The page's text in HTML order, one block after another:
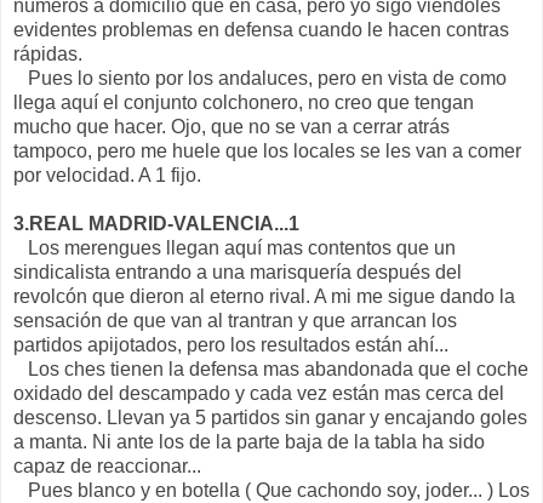
números a domicilio que en casa, pero yo sigo viéndoles
evidentes problemas en defensa cuando le hacen contras
rápidas.
Pues lo siento por los andaluces, pero en vista de como
llega aquí el conjunto colchonero, no creo que tengan
mucho que hacer. Ojo, que no se van a cerrar atrás
tampoco, pero me huele que los locales se les van a comer
por velocidad. A 1 fijo.
3.REAL MADRID-VALENCIA...1
Los merengues llegan aquí mas contentos que un
sindicalista entrando a una marisquería después del
revolcón que dieron al eterno rival. A mi me sigue dando la
sensación de que van al trantran y que arrancan los
partidos apijotados, pero los resultados están ahí...
Los ches tienen la defensa mas abandonada que el coche
oxidado del descampado y cada vez están mas cerca del
descenso. Llevan ya 5 partidos sin ganar y encajando goles
a manta. Ni ante los de la parte baja de la tabla ha sido
capaz de reaccionar...
Pues blanco y en botella ( Que cachondo soy, joder... ) Los